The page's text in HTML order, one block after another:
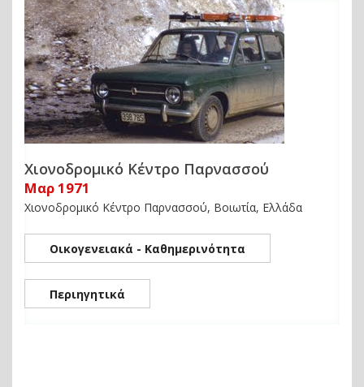
Χιονοδρομικό Κέντρο Παρνασσού
Μαρ 1971
Χιονοδρομικό Κέντρο Παρνασσού, Βοιωτία, Ελλάδα
Οικογενειακά - Καθημερινότητα
Περιηγητικά